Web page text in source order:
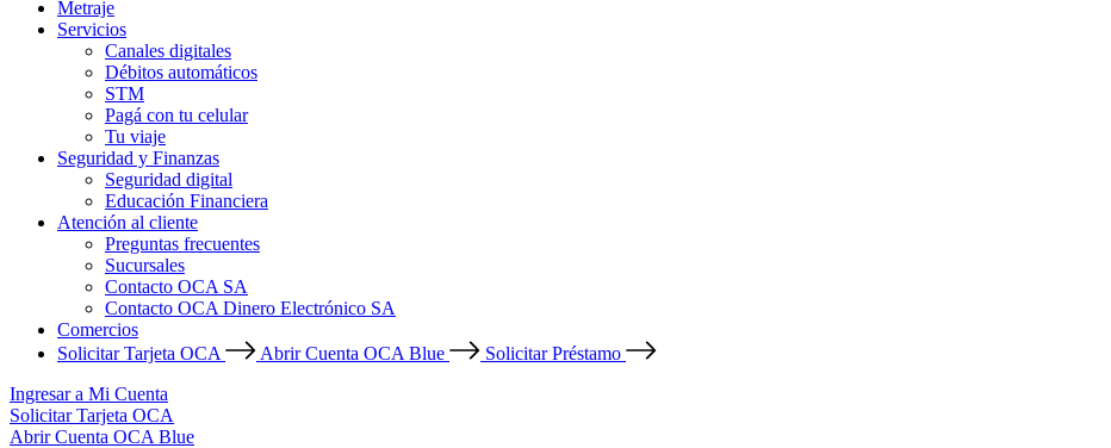
Metraje
Servicios
Canales digitales
Débitos automáticos
STM
Pagá con tu celular
Tu viaje
Seguridad y Finanzas
Seguridad digital
Educación Financiera
Atención al cliente
Preguntas frecuentes
Sucursales
Contacto OCA SA
Contacto OCA Dinero Electrónico SA
Comercios
Solicitar Tarjeta OCA
Abrir Cuenta OCA Blue
Solicitar Préstamo
Ingresar a Mi Cuenta
Solicitar Tarjeta OCA
Abrir Cuenta OCA Blue